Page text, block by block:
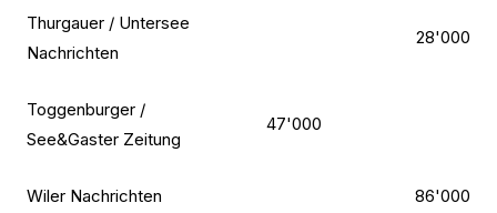
Thurgauer / Untersee
Nachrichten
28'000
Toggenburger /
See&Gaster Zeitung
47'000
Wiler Nachrichten 86'000